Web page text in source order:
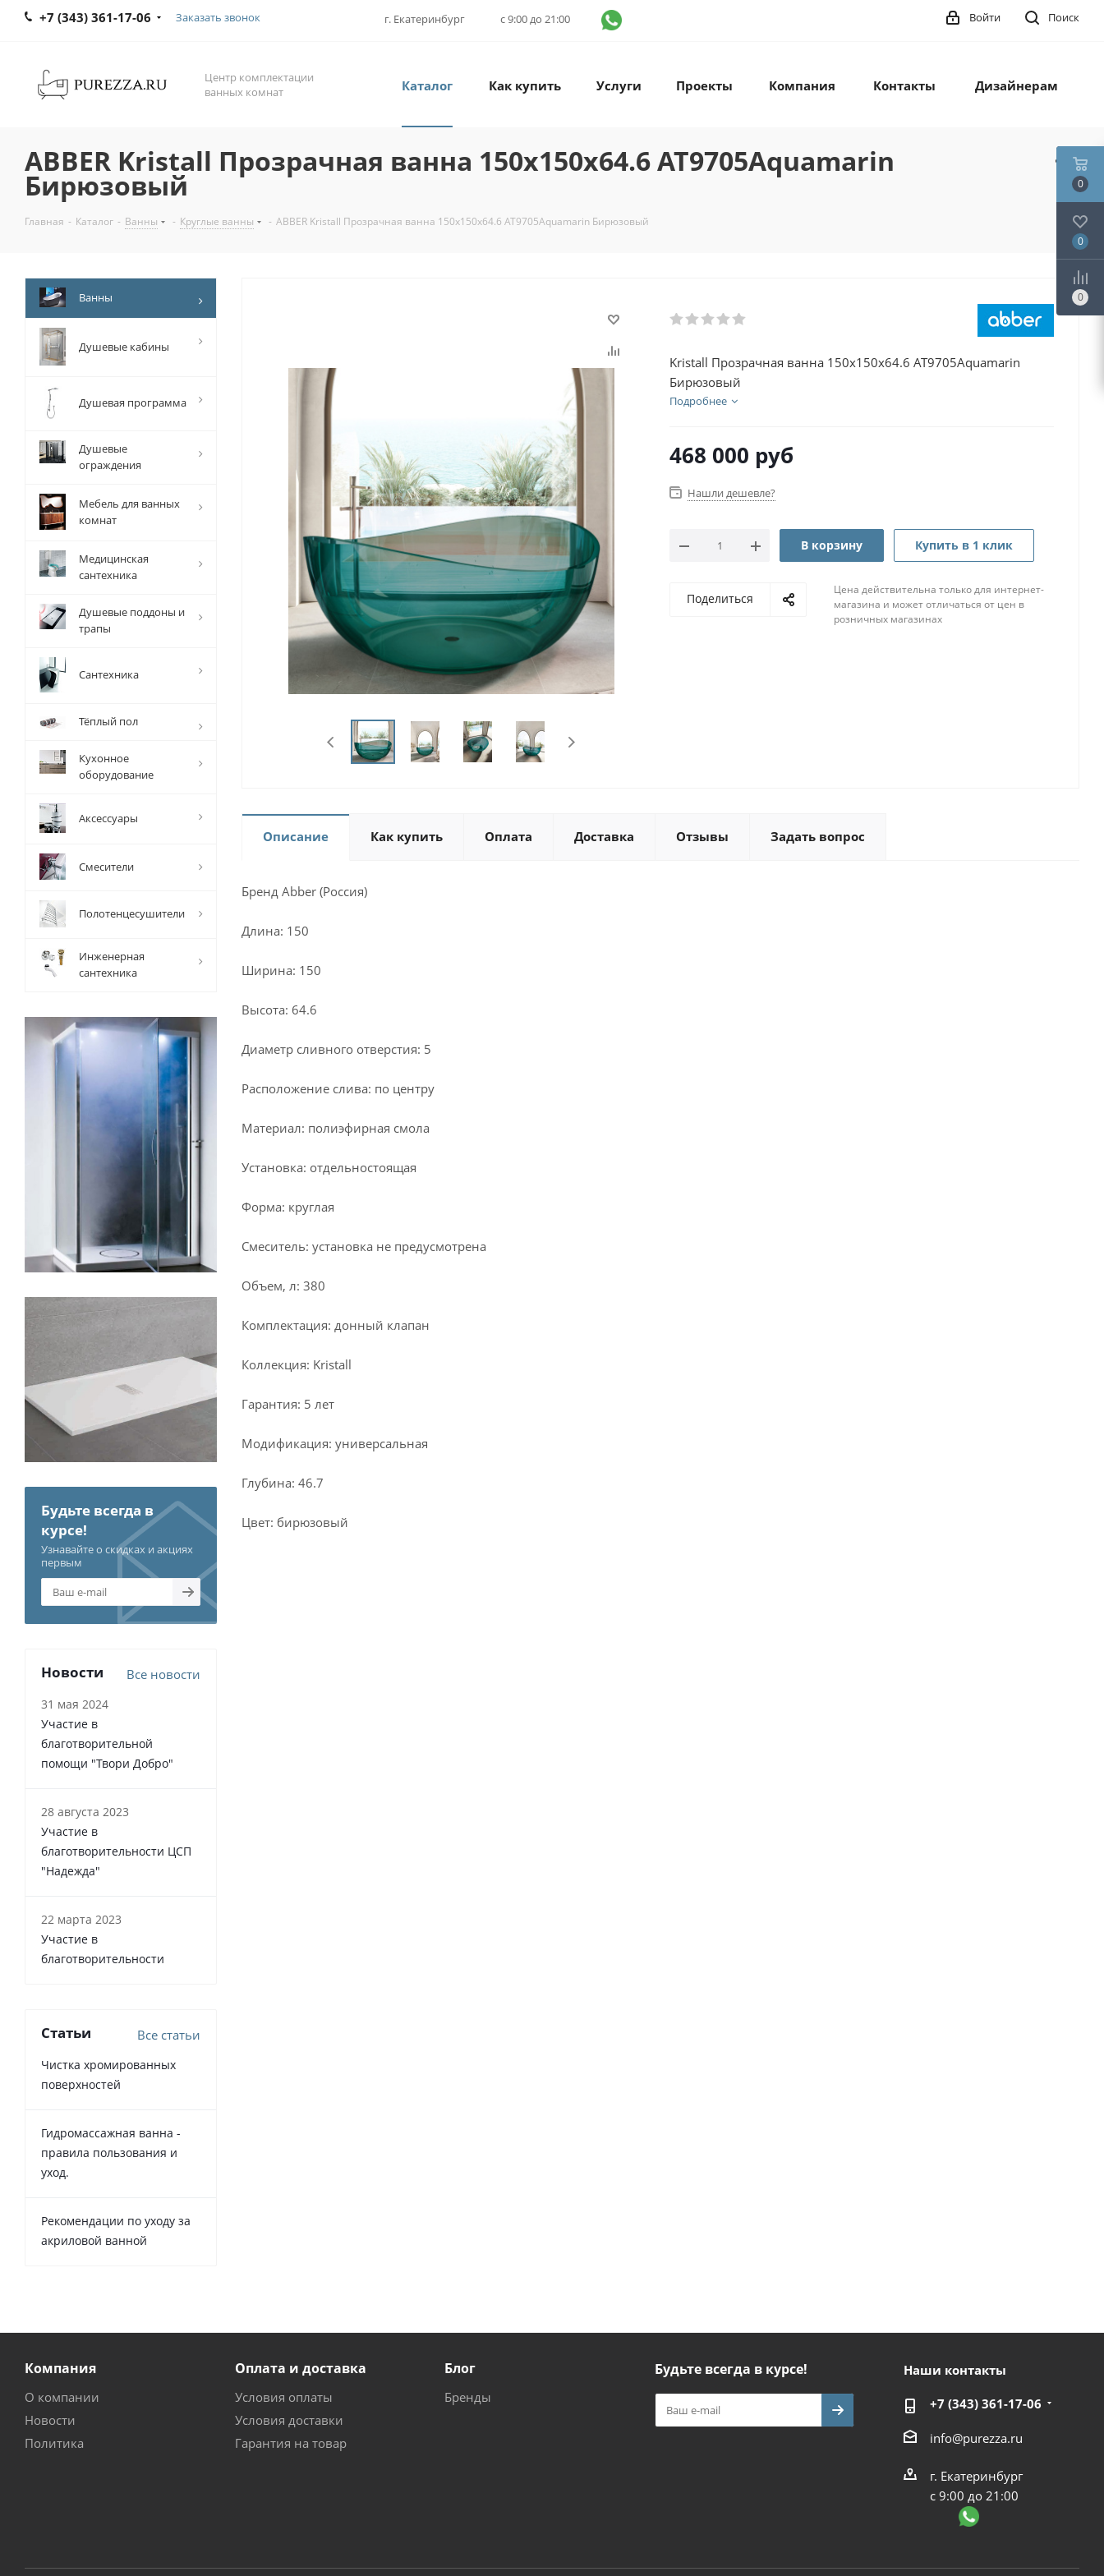
+7 (343) 361-17-06 Заказать звонок г. Екатеринбург с 9:00 до 21:00 Поиск
Войти
Центр комплектации
ванных комнат
Каталог Как купить Услуги Проекты Компания Контакты Дизайнерам
ABBER Kristall Прозрачная ванна 150х150х64.6 AT9705Aquamarin
Бирюзовый
Главная - Каталог - Ванны - Круглые ванны - ABBER Kristall Прозрачная ванна 150х150х64.6 AT9705Aquamarin Бирюзовый
Kristall Прозрачная ванна 150х150х64.6 AT9705Aquamarin
Бирюзовый
Подробнее
468 000 руб
Нашли дешевле?
В корзину Купить в 1 клик
Поделиться
Цена действительна только для интернет-
магазина и может отличаться от цен в
розничных магазинах
Описание Как купить Оплата Доставка Отзывы Задать вопрос
Бренд Abber (Россия)
Длина: 150
Ширина: 150
Высота: 64.6
Диаметр сливного отверстия: 5
Расположение слива: по центру
Материал: полиэфирная смола
Установка: отдельностоящая
Форма: круглая
Смеситель: установка не предусмотрена
Объем, л: 380
Комплектация: донный клапан
Коллекция: Kristall
Гарантия: 5 лет
Модификация: универсальная
Глубина: 46.7
Цвет: бирюзовый
Ванны
Душевые кабины
Душевая программа
Душевые
ограждения
Мебель для ванных
комнат
Медицинская
сантехника
Душевые поддоны и
трапы
Сантехника
Тёплый пол
Кухонное
оборудование
Аксессуары
Смесители
Полотенцесушители
Инженерная
сантехника
Будьте всегда в
курсе!
Узнавайте о скидках и акциях
первым
Новости Все новости
31 мая 2024
Участие в
благотворительной
помощи "Твори Добро"
28 августа 2023
Участие в
благотворительности ЦСП
"Надежда"
22 марта 2023
Участие в
благотворительности
Статьи Все статьи
Чистка хромированных
поверхностей
Гидромассажная ванна -
правила пользования и
уход.
Рекомендации по уходу за
акриловой ванной
Компания
О компании
Новости
Политика
Оплата и доставка
Условия оплаты
Условия доставки
Гарантия на товар
Блог
Бренды
Будьте всегда в курсе! Наши контакты
+7 (343) 361-17-06
info@purezza.ru
г. Екатеринбург
с 9:00 до 21:00
0
0
0